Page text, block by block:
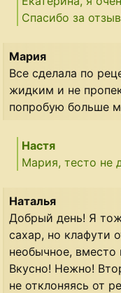
Спасибо за
Мария
Все сделала по
жидким и не
попробую больше
Настя
Мария, тесто не
Наталья
Добрый день! Я
сахар, но клафути
необычное,
Вкусно! Нежно!
не отклоняясь от